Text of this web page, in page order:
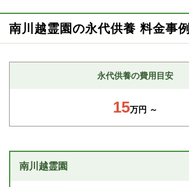
南川越霊園の永代供養 料金事例
永代供養の費用目安
15万円 ～
南川越霊園